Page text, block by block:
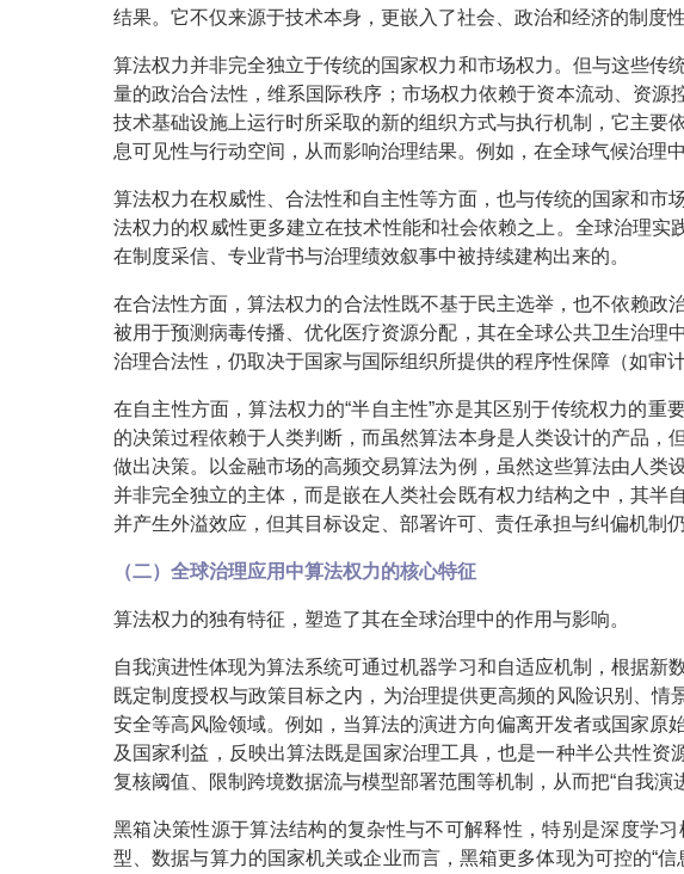
结果。它不仅来源于技术本身，更嵌入了社会、政治和经济的制度性
算法权力并非完全独立于传统的国家权力和市场权力。但与这些传
量的政治合法性，维系国际秩序；市场权力依赖于资本流动、资
技术基础设施上运行时所采取的新的组织方式与执行机制，它主
息可见性与行动空间，从而影响治理结果。例如，在全球气候治理
算法权力在权威性、合法性和自主性等方面，也与传统的国家和
法权力的权威性更多建立在技术性能和社会依赖之上。全球治理实
在制度采信、专业背书与治理绩效叙事中被持续建构出来的。
在合法性方面，算法权力的合法性既不基于民主选举，也不依赖
被用于预测病毒传播、优化医疗资源分配，其在全球公共卫生治
治理合法性，仍取决于国家与国际组织所提供的程序性保障（如审
在自主性方面，算法权力的“半自主性”亦是其区别于传统权力的
的决策过程依赖于人类判断，而虽然算法本身是人类设计的产品
做出决策。以金融市场的高频交易算法为例，虽然这些算法由人
并非完全独立的主体，而是嵌在人类社会既有权力结构之中，其
并产生外溢效应，但其目标设定、部署许可、责任承担与纠偏机制
（二）全球治理应用中算法权力的核心特征
算法权力的独有特征，塑造了其在全球治理中的作用与影响。
自我演进性体现为算法系统可通过机器学习和自适应机制，根据
既定制度授权与政策目标之内，为治理提供更高频的风险识别、
安全等高风险领域。例如，当算法的演进方向偏离开发者或国家
及国家利益，反映出算法既是国家治理工具，也是一种半公共性
复核阈值、限制跨境数据流与模型部署范围等机制，从而把“自我演
黑箱决策性源于算法结构的复杂性与不可解释性，特别是深度学
型、数据与算力的国家机关或企业而言，黑箱更多体现为可控的“